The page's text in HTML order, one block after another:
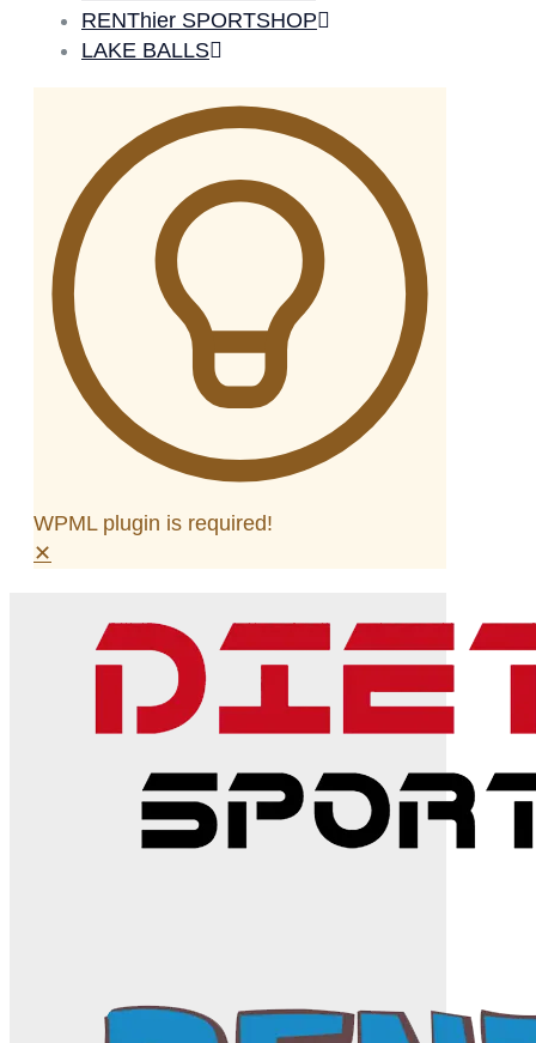
RENThier SPORTSHOP
LAKE BALLS
WPML plugin is required!
✕